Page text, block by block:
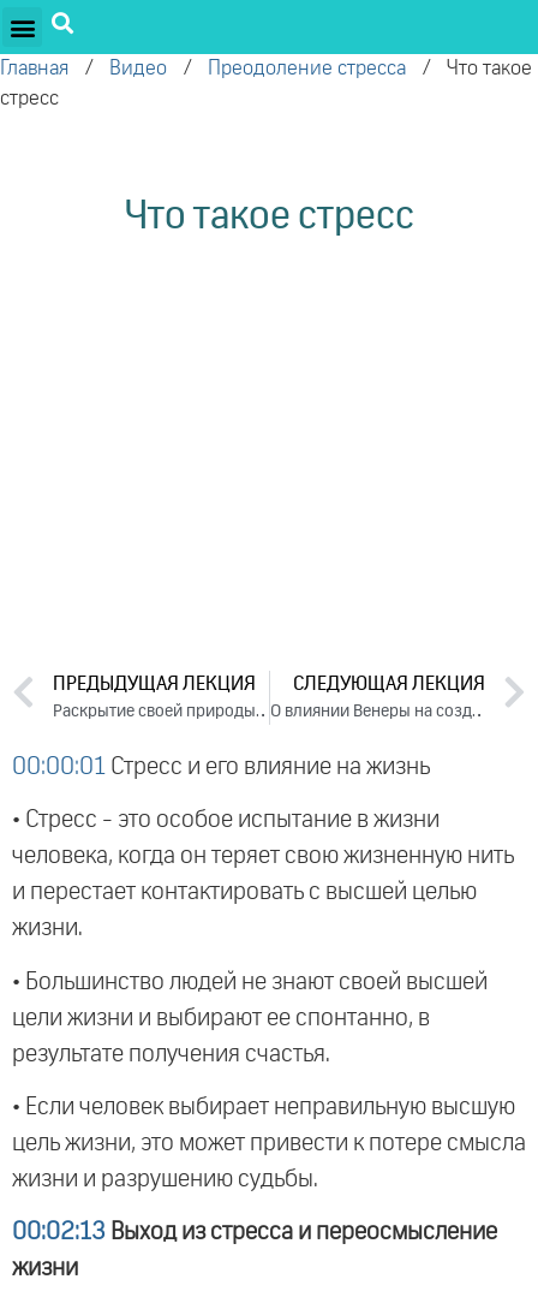
Главная / Видео / Преодоление стресса / Что такое
стресс
Что такое стресс
ПРЕДЫДУЩАЯ ЛЕКЦИЯ
Раскрытие своей природы в бизнесе (2017)
СЛЕДУЮЩАЯ ЛЕКЦИЯ
О влиянии Венеры на создание стрессовых ситуаций
00:00:01 Стресс и его влияние на жизнь
• Стресс - это особое испытание в жизни
человека, когда он теряет свою жизненную нить
и перестает контактировать с высшей целью
жизни.
• Большинство людей не знают своей высшей
цели жизни и выбирают ее спонтанно, в
результате получения счастья.
• Если человек выбирает неправильную высшую
цель жизни, это может привести к потере смысла
жизни и разрушению судьбы.
00:02:13 Выход из стресса и переосмысление
жизни